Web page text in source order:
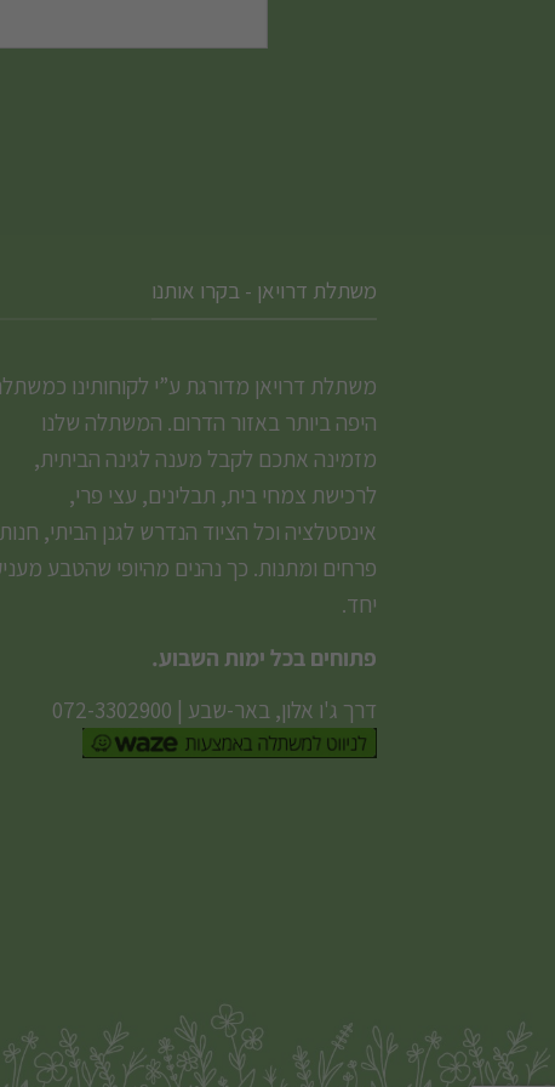
משתלת דרויאן - בקרו אותנו
משתלת דרויאן מדורגת ע”י לקוחותינו
היפה ביותר באזור הדרום. המשתלה שלנו
מזמינה אתכם לקבל מענה לגינה הביתית,
לרכישת צמחי בית, תבלינים, עצי פרי,
אינסטלציה וכל הציוד הנדרש לגנן הביתי, חנות
פרחים ומתנות. כך נהנים מהיופי שהטבע
יחד.
פתוחים בכל ימות השבוע.
דרך ג'ו אלון, באר-שבע |
072-3302900